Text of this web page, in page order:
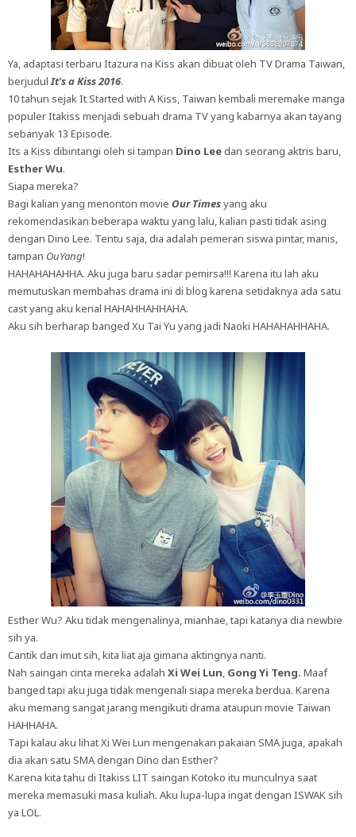
Ya, adaptasi terbaru Itazura na Kiss akan dibuat oleh TV Drama Taiwan,
berjudul It's a Kiss 2016.
10 tahun sejak It Started with A Kiss, Taiwan kembali meremake manga
populer Itakiss menjadi sebuah drama TV yang kabarnya akan tayang
sebanyak 13 Episode.
Its a Kiss dibintangi oleh si tampan Dino Leedan seorang aktris baru,
Esther Wu.
Siapa mereka?
Bagi kalian yang menonton movie Our Timesyang aku
rekomendasikan beberapa waktu yang lalu, kalian pasti tidak asing
dengan Dino Lee. Tentu saja, dia adalah pemeran siswa pintar, manis,
tampan OuYang!
HAHAHAHAHHA. Aku juga baru sadar pemirsa!!! Karena itu lah aku
memutuskan membahas drama ini di blog karena setidaknya ada satu
cast yang aku kenal HAHAHHAHHAHA.
Aku sih berharap banged Xu Tai Yu yang jadi Naoki HAHAHAHHAHA.
Esther Wu? Aku tidak mengenalinya, mianhae, tapi katanya dia newbie
sih ya.
Cantik dan imut sih, kita liat aja gimana aktingnya nanti.
Nah saingan cinta mereka adalah Xi Wei Lun Gong Yi Teng. Maaf
banged tapi aku juga tidak mengenali siapa mereka berdua. Karena
aku memang sangat jarang mengikuti drama ataupun movie Taiwan
HAHHAHA.
Tapi kalau aku lihat Xi Wei Lun mengenakan pakaian SMA juga, apakah
dia akan satu SMA dengan Dino dan Esther?
Karena kita tahu di Itakiss LIT saingan Kotoko itu munculnya saat
mereka memasuki masa kuliah. Aku lupa-lupa ingat dengan ISWAK sih
ya LOL.